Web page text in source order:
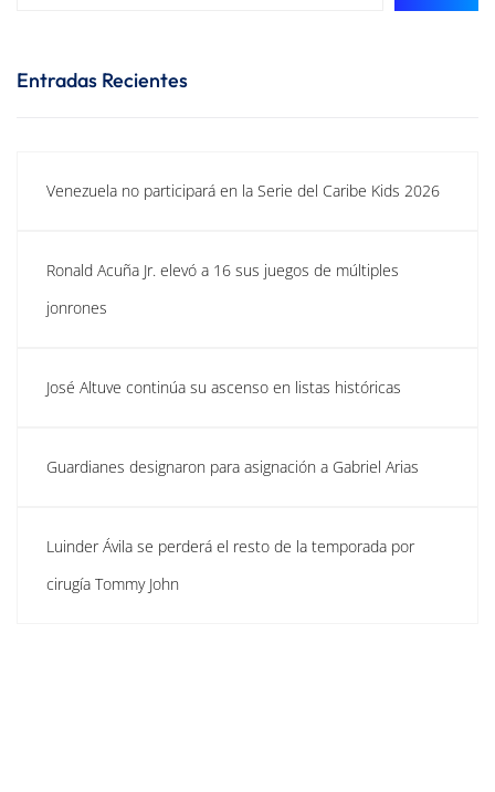
Entradas Recientes
Venezuela no participará en la Serie del Caribe Kids 2026
Ronald Acuña Jr. elevó a 16 sus juegos de múltiples
jonrones
José Altuve continúa su ascenso en listas históricas
Guardianes designaron para asignación a Gabriel Arias
Luinder Ávila se perderá el resto de la temporada por
cirugía Tommy John